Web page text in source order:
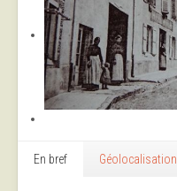
En bref Géolocalisation